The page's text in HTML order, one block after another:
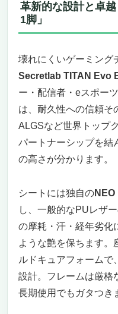
革新的な設計と卓
1脚」
壊れにくいゲーミング
Secretlab TITAN Evo
ー・配信者・eスポー
は、耐久性への信頼そ
ALGSなど世界トップ
パートナーシップを結
の高さが分かります。
シートには独自の
し、一般的なPUレザ
の摩耗・汗・経年劣化
ような艶を保ちます。
ルドキュアフォームで
設計。フレームは厳格
長期使用でもガタつき